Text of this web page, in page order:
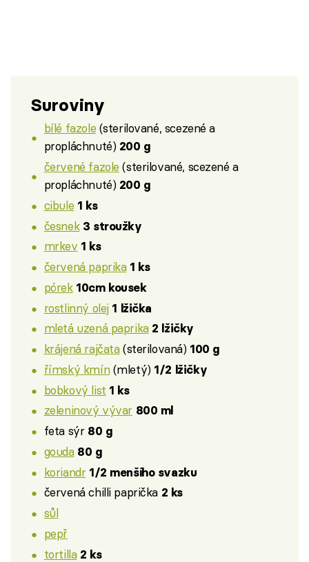
Suroviny
bílé fazole (sterilované, scezené a
propláchnuté) 200 g
červené fazole (sterilované, scezené a
propláchnuté) 200 g
cibule 1 ks
česnek 3 stroužky
mrkev 1 ks
červená paprika 1 ks
pórek 10cm kousek
rostlinný olej 1 lžička
mletá uzená paprika 2 lžičky
krájená rajčata(sterilovaná) 100 g
římský kmín(mletý) 1/2 lžičky
bobkový list 1 ks
zeleninový vývar 800 ml
feta sýr 80 g
gouda 80 g
koriandr 1/2 menšího svazku
červená chilli paprička 2 ks
sůl
pepř
tortilla 2 ks